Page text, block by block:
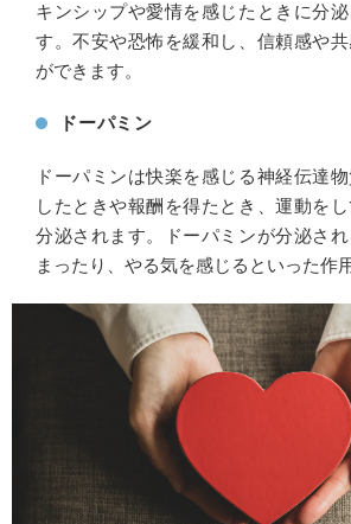
キンシップや愛情を感じたときに分
す。不安や恐怖を緩和し、信頼感や
ができます。
ドーパミン
ドーパミンは快楽を感じる神経伝達
したときや報酬を得たとき、運動を
分泌されます。ドーパミンが分泌さ
まったり、やる気を感じるといった作